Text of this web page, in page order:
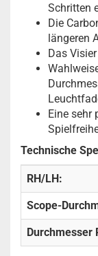
Schritten
Die
längeren
Das
Eine sehr
Technische
RH/LH:
Scope-
Durchmesser